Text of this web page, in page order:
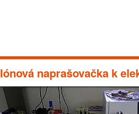
Iónová naprašovačka k